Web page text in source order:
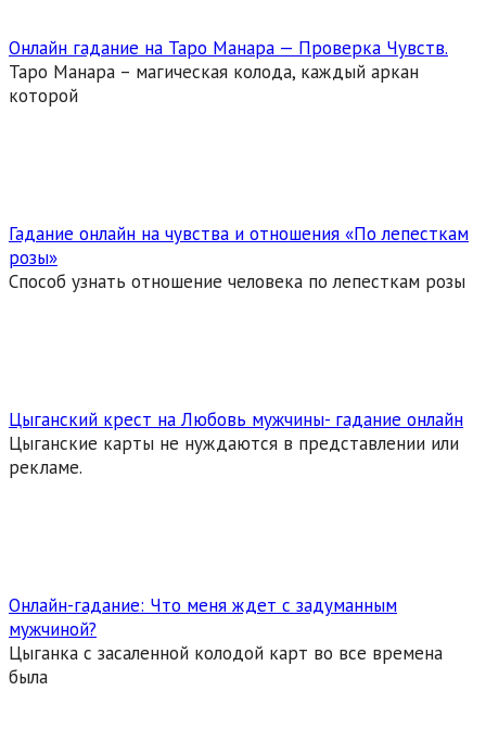
Онлайн гадание на Таро Манара — Проверка Чувств.
Таро Манара – магическая колода, каждый аркан
которой
Гадание онлайн на чувства и отношения «По лепесткам
розы»
Способ узнать отношение человека по лепесткам розы
Цыганский крест на Любовь мужчины- гадание онлайн
Цыганские карты не нуждаются в представлении или
рекламе.
Онлайн-гадание: Что меня ждет с задуманным
мужчиной?
Цыганка с засаленной колодой карт во все времена
была